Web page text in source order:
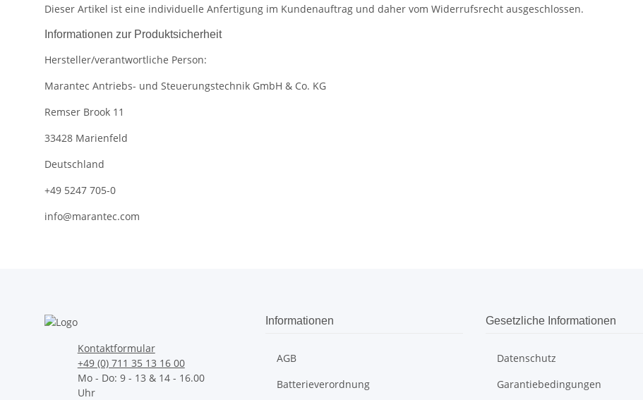
Dieser Artikel ist eine individuelle Anfertigung im Kundenauftrag und daher vom Widerrufsrecht ausgeschlossen.
Informationen zur Produktsicherheit
Hersteller/verantwortliche Person:
Marantec Antriebs- und Steuerungstechnik GmbH & Co. KG
Remser Brook 11
33428 Marienfeld
Deutschland
+49 5247 705-0
info@marantec.com
Kontaktformular
+49 (0) 711 35 13 16 00
Mo - Do: 9 - 13 & 14 - 16.00
Uhr
Informationen
AGB
Batterieverordnung
Gesetzliche Informationen
Datenschutz
Garantiebedingungen